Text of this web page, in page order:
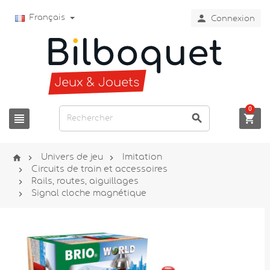
Français  Connexion
  
0
  Univers de jeu  Imitation
 Circuits de train et accessoires
 Rails, routes, aiguillages
 Signal cloche magnétique